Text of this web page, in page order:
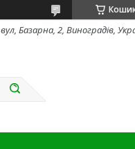
вул, Базарна, 2, Виноградів,